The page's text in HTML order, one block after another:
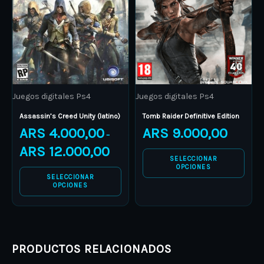
Juegos digitales Ps4
Assassin’s Creed Unity (latino)
ARS 4.000,00 –
ARS 12.000,00
SELECCIONAR
OPCIONES
variants.
The
options
may
be
chosen
on
the
product
page
Juegos digitales Ps4
Tomb Raider Definitive Edition
ARS 9.000,00
SELECCIONAR
OPCIONES
variants.
The
options
may
be
chosen
on
the
product
PRODUCTOS RELACIONADOS